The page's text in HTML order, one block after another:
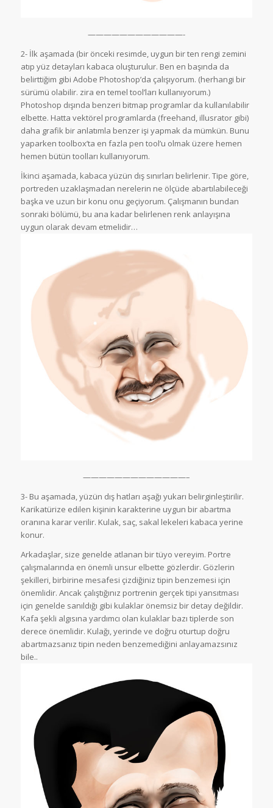
————————————-
2- İlk aşamada (bir önceki resimde, uygun bir ten rengi zemini
atıp yüz detayları kabaca oluşturulur. Ben en başında da
belirttiğim gibi Adobe Photoshop’da çalışıyorum. (herhangi bir
sürümü olabilir. zira en temel tool’ları kullanıyorum.)
Photoshop dışında benzeri bitmap programlar da kullanılabilir
elbette. Hatta vektörel programlarda (freehand, illusrator gibi)
daha grafik bir anlatımla benzer işi yapmak da mümkün. Bunu
yaparken toolbox’ta en fazla pen tool’u olmak üzere hemen
hemen bütün toolları kullanıyorum.
İkinci aşamada, kabaca yüzün dış sınırları belirlenir. Tipe göre,
portreden uzaklaşmadan nerelerin ne ölçüde abartılabileceği
başka ve uzun bir konu onu geçiyorum. Çalışmanın bundan
sonraki bölümü, bu ana kadar belirlenen renk anlayışına
uygun olarak devam etmelidir…
—————————————–
3- Bu aşamada, yüzün dış hatları aşağı yukarı belirginleştirilir.
Karikatürize edilen kişinin karakterine uygun bir abartma
oranına karar verilir. Kulak, saç, sakal lekeleri kabaca yerine
konur.
Arkadaşlar, size genelde atlanan bir tüyo vereyim. Portre
çalışmalarında en önemli unsur elbette gözlerdir. Gözlerin
şekilleri, birbirine mesafesi çizdiğiniz tipin benzemesi için
önemlidir. Ancak çalıştığınız portrenin gerçek tipi yansıtması
için genelde sanıldığı gibi kulaklar önemsiz bir detay değildir.
Kafa şekli algısına yardımcı olan kulaklar bazı tiplerde son
derece önemlidir. Kulağı, yerinde ve doğru oturtup doğru
abartmazsanız tipin neden benzemediğini anlayamazsınız
bile..